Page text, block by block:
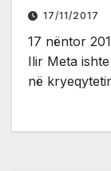
bashkon
17/11/2017
17 nëntor
Ilir Meta
në